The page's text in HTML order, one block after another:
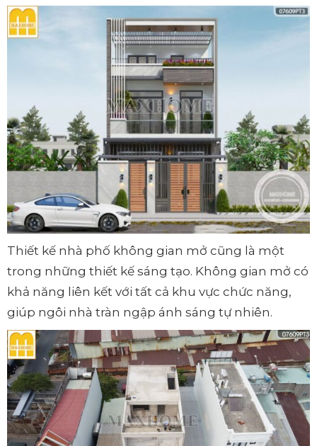
Thiết kế nhà phố không gian mở cũng là một
trong những thiết kế sáng tạo. Không gian mở có
khả năng liên kết với tất cả khu vực chức năng,
giúp ngôi nhà tràn ngập ánh sáng tự nhiên.